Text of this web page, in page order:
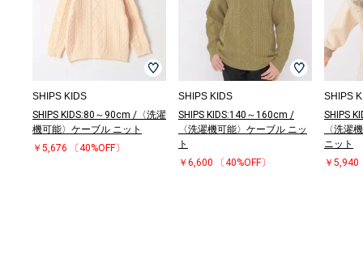
SHIPS KIDS
SHIPS KIDS:80～90cm /〈洗濯
機可能〉ケーブル ニット
￥5,676
〔40%OFF〕
SHIPS KIDS
SHIPS KIDS:140～160cm /
〈洗濯機可能〉ケーブル ニッ
ト
￥6,600
〔40%OFF〕
SHIPS
SHIPS
〈洗濯
ニット
￥5,940